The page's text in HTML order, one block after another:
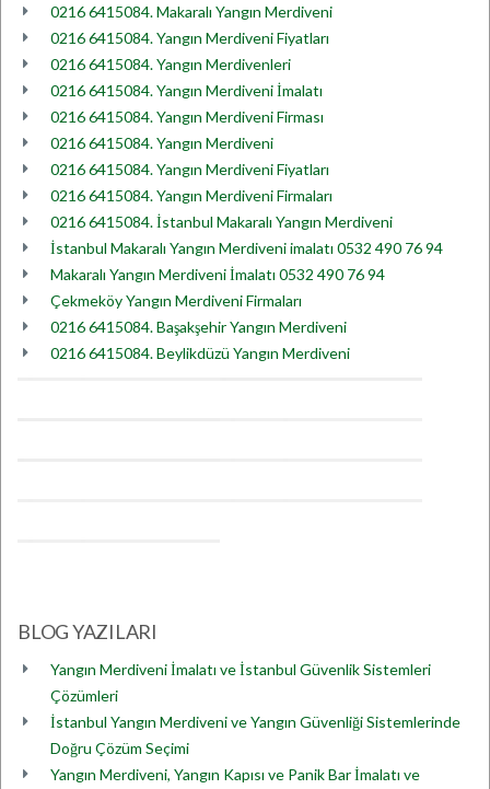
0216 6415084. Makaralı Yangın Merdiveni
0216 6415084. Yangın Merdiveni Fiyatları
0216 6415084. Yangın Merdivenleri
0216 6415084. Yangın Merdiveni İmalatı
0216 6415084. Yangın Merdiveni Firması
0216 6415084. Yangın Merdiveni
0216 6415084. Yangın Merdiveni Fiyatları
0216 6415084. Yangın Merdiveni Firmaları
0216 6415084. İstanbul Makaralı Yangın Merdiveni
İstanbul Makaralı Yangın Merdiveni imalatı 0532 490 76 94
Makaralı Yangın Merdiveni İmalatı 0532 490 76 94
Çekmeköy Yangın Merdiveni Firmaları
0216 6415084. Başakşehir Yangın Merdiveni
0216 6415084. Beylikdüzü Yangın Merdiveni
BLOG YAZILARI
Yangın Merdiveni İmalatı ve İstanbul Güvenlik Sistemleri
Çözümleri
İstanbul Yangın Merdiveni ve Yangın Güvenliği Sistemlerinde
Doğru Çözüm Seçimi
Yangın Merdiveni, Yangın Kapısı ve Panik Bar İmalatı ve